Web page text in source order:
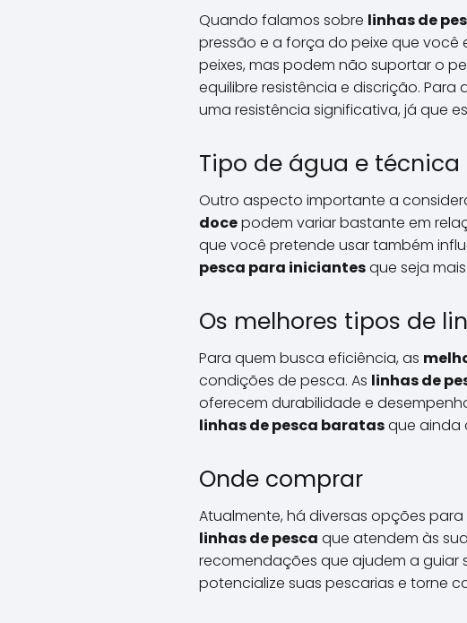
Quando falamos sobre linhas de
pressão e a força do peixe que você
peixes, mas podem não suportar o
equilibre resistência e discrição.
uma resistência significativa, já que
Tipo de água e técnica
Outro aspecto importante a
docepodem variar bastante em
que você pretende usar também
pesca para iniciantesque seja
Os melhores tipos de
Para quem busca eficiência, as
condições de pesca. As linhas de
oferecem durabilidade e
linhas de pesca baratasque ainda
Onde comprar
Atualmente, há diversas opções para
linhas de pesca que atendem às
recomendações que ajudem a
potencialize suas pescarias e torne